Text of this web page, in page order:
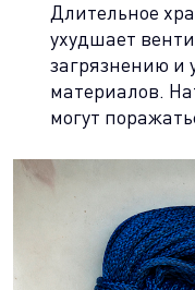
Длительное
ухудшает
загрязнению и
материалов.
могут